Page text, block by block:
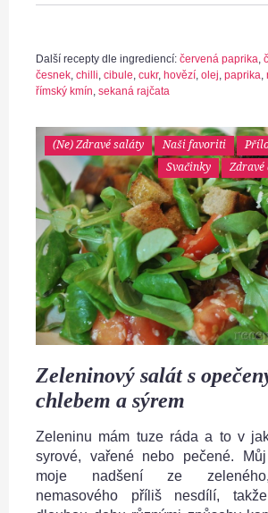
Další recepty dle ingrediencí: červená paprika
česnek chilli cibule cukr, hovězí olej paprika
římský kmín sekaná rajčata
(Ne) Zdravé saláty Naši favoriti
Svačinky
Zeleninový salát s
chlebem a sýrem
Zeleninu mám tuze ráda a to v
syrové, vařené nebo pečené.
moje nadšení ze
nemasového příliš nesdílí,